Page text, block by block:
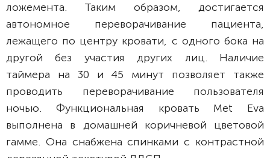
ложемента. Таким образом, достигается
автономное переворачивание пациента,
лежащего по центру кровати, с одного бока на
другой без участия других лиц. Наличие
таймера на 30 и 45 минут позволяет также
проводить переворачивание пользователя
ночью. Функциональная кровать Met Eva
выполнена в домашней коричневой цветовой
гамме. Она снабжена спинками с контрастной